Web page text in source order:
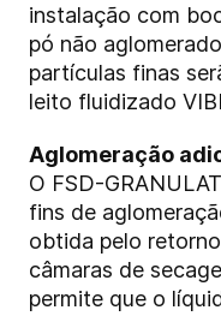
instalação com
pó não
partículas finas
leito fluidizado
Aglomeração
O FSD-
fins de
obtida pelo
câmaras de
permite que o